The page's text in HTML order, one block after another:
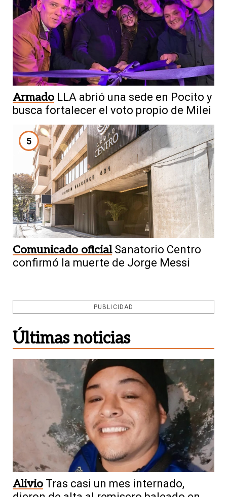
Armado LLA abrió una sede en Pocito y
busca fortalecer el voto propio de Milei
5
Comunicado oficial Sanatorio Centro
confirmó la muerte de Jorge Messi
PUBLICIDAD
Últimas noticias
Alivio Tras casi un mes internado,